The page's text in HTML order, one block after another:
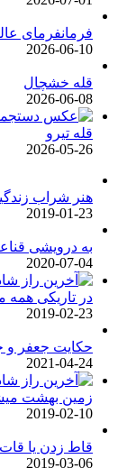
فرمانفرمای
2026-06-10
قله خشچال
2026-06-08
قله تیرو
2026-05-26
هنر شراب
2019-01-23
به درویشی
2020-07-04
در تاریکی همه
2019-02-23
حکایت جعفر و
2021-04-24
زمین بهشت
2019-02-10
قاط زدن یا
2019-03-06